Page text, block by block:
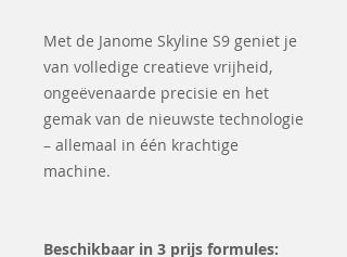
Met de Janome Skyline S9 geniet je
van volledige creatieve vrijheid,
ongeëvenaarde precisie en het
gemak van de nieuwste technologie
– allemaal in één krachtige
machine.
Beschikbaar in 3 prijs formules: